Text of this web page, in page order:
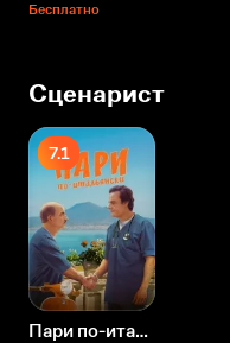
Бесплатно
Сценарист
7.1
Пари по-итальянски